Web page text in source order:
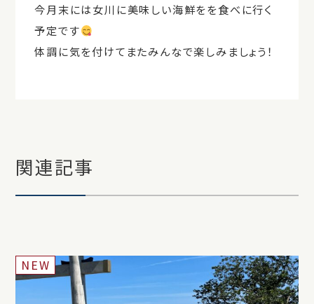
今月末には女川に美味しい海鮮をを食べに行く
予定です
体調に気を付けてまたみんなで楽しみましょう！
関連記事
NEW